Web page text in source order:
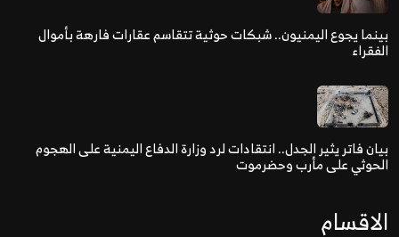
بينما يجوع اليمنيون.. شبكات حوثية تتقاسم عقارات فارهة بأموال
الفقراء
بيان فاتر يثير الجدل.. انتقادات لرد وزارة الدفاع اليمنية على الهجوم
الحوثي على مأرب وحضرموت
الاقسام